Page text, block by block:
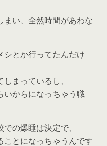
い、全然時間があわな
シとか行ってたんだけ
まっているし、
いからになっちゃう職
の爆睡は決定で、
とになっちゃうんです